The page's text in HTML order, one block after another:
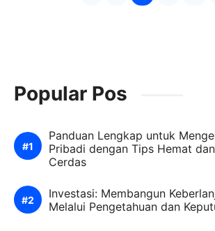
Popular Pos
Panduan Lengkap untuk
Pribadi dengan Tips Hemat
Cerdas
Investasi: Membangun
Melalui Pengetahuan dan